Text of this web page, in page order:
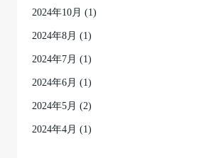
2024年10月 (1)
2024年8月 (1)
2024年7月 (1)
2024年6月 (1)
2024年5月 (2)
2024年4月 (1)